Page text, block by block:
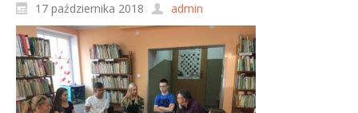
17 października 2018 admin